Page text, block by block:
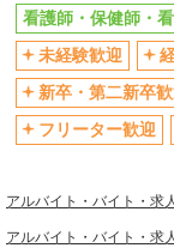
社会保険あり
退職金・財形貯蓄制
制服貸与
資格取得支援制度あり
同じ職種から求人
看護師・保健師・
未経験歓迎
新卒・第二新卒
フリーター歓迎
アルバイト・バイト・求
アルバイト・バイト・求